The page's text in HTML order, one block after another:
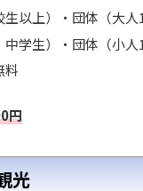
生以上）・団体（大
中学生）・団体（小
料
円
光